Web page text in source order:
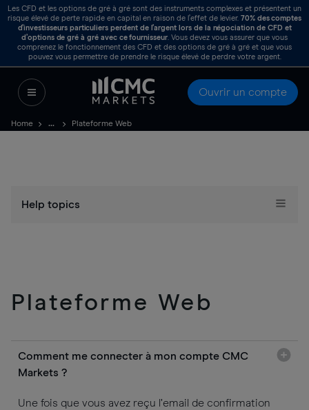
Les CFD et les options de gré à gré sont des instruments complexes et présentent un
risque élevé de perte rapide en capital en raison de l’effet de levier. 70%des comptes
d’investisseurs particuliers perdent de l’argent lors de la négociation de CFD et
d’options de gré à gré avec ce fournisseur. Vous devez vous assurer que vous
comprenez le fonctionnement des CFD et des options de gré à gré et que vous
pouvez vous permettre de prendre le risque élevé de perdre votre argent.
Ouvrir un compte
Home Plateforme Web
Help topics
Plateforme Web
Comment me connecter à mon compte CMC
Markets ?
Une fois que vous avez reçu l’email de confirmation